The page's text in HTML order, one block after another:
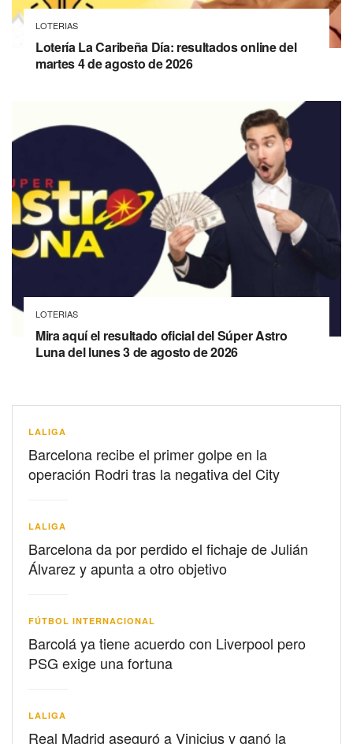
LOTERIAS
Lotería La Caribeña Día: resultados online del
martes 4 de agosto de 2026
LOTERIAS
Mira aquí el resultado oficial del Súper Astro
Luna del lunes 3 de agosto de 2026
LALIGA
Barcelona recibe el primer golpe en la
operación Rodri tras la negativa del City
LALIGA
Barcelona da por perdido el fichaje de Julián
Álvarez y apunta a otro objetivo
FÚTBOL INTERNACIONAL
Barcolá ya tiene acuerdo con Liverpool pero
PSG exige una fortuna
LALIGA
Real Madrid aseguró a Vinicius y ganó la